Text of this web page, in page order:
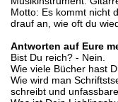
Motto: Es kommt nicht
drauf an, wie oft du
Antworten auf Eure
Bist Du reich? - Nein.
Wie viele Bücher hast
Wie wird man
schreibt und